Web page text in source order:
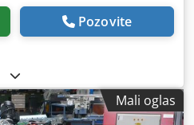
Pozovite
Mali oglas